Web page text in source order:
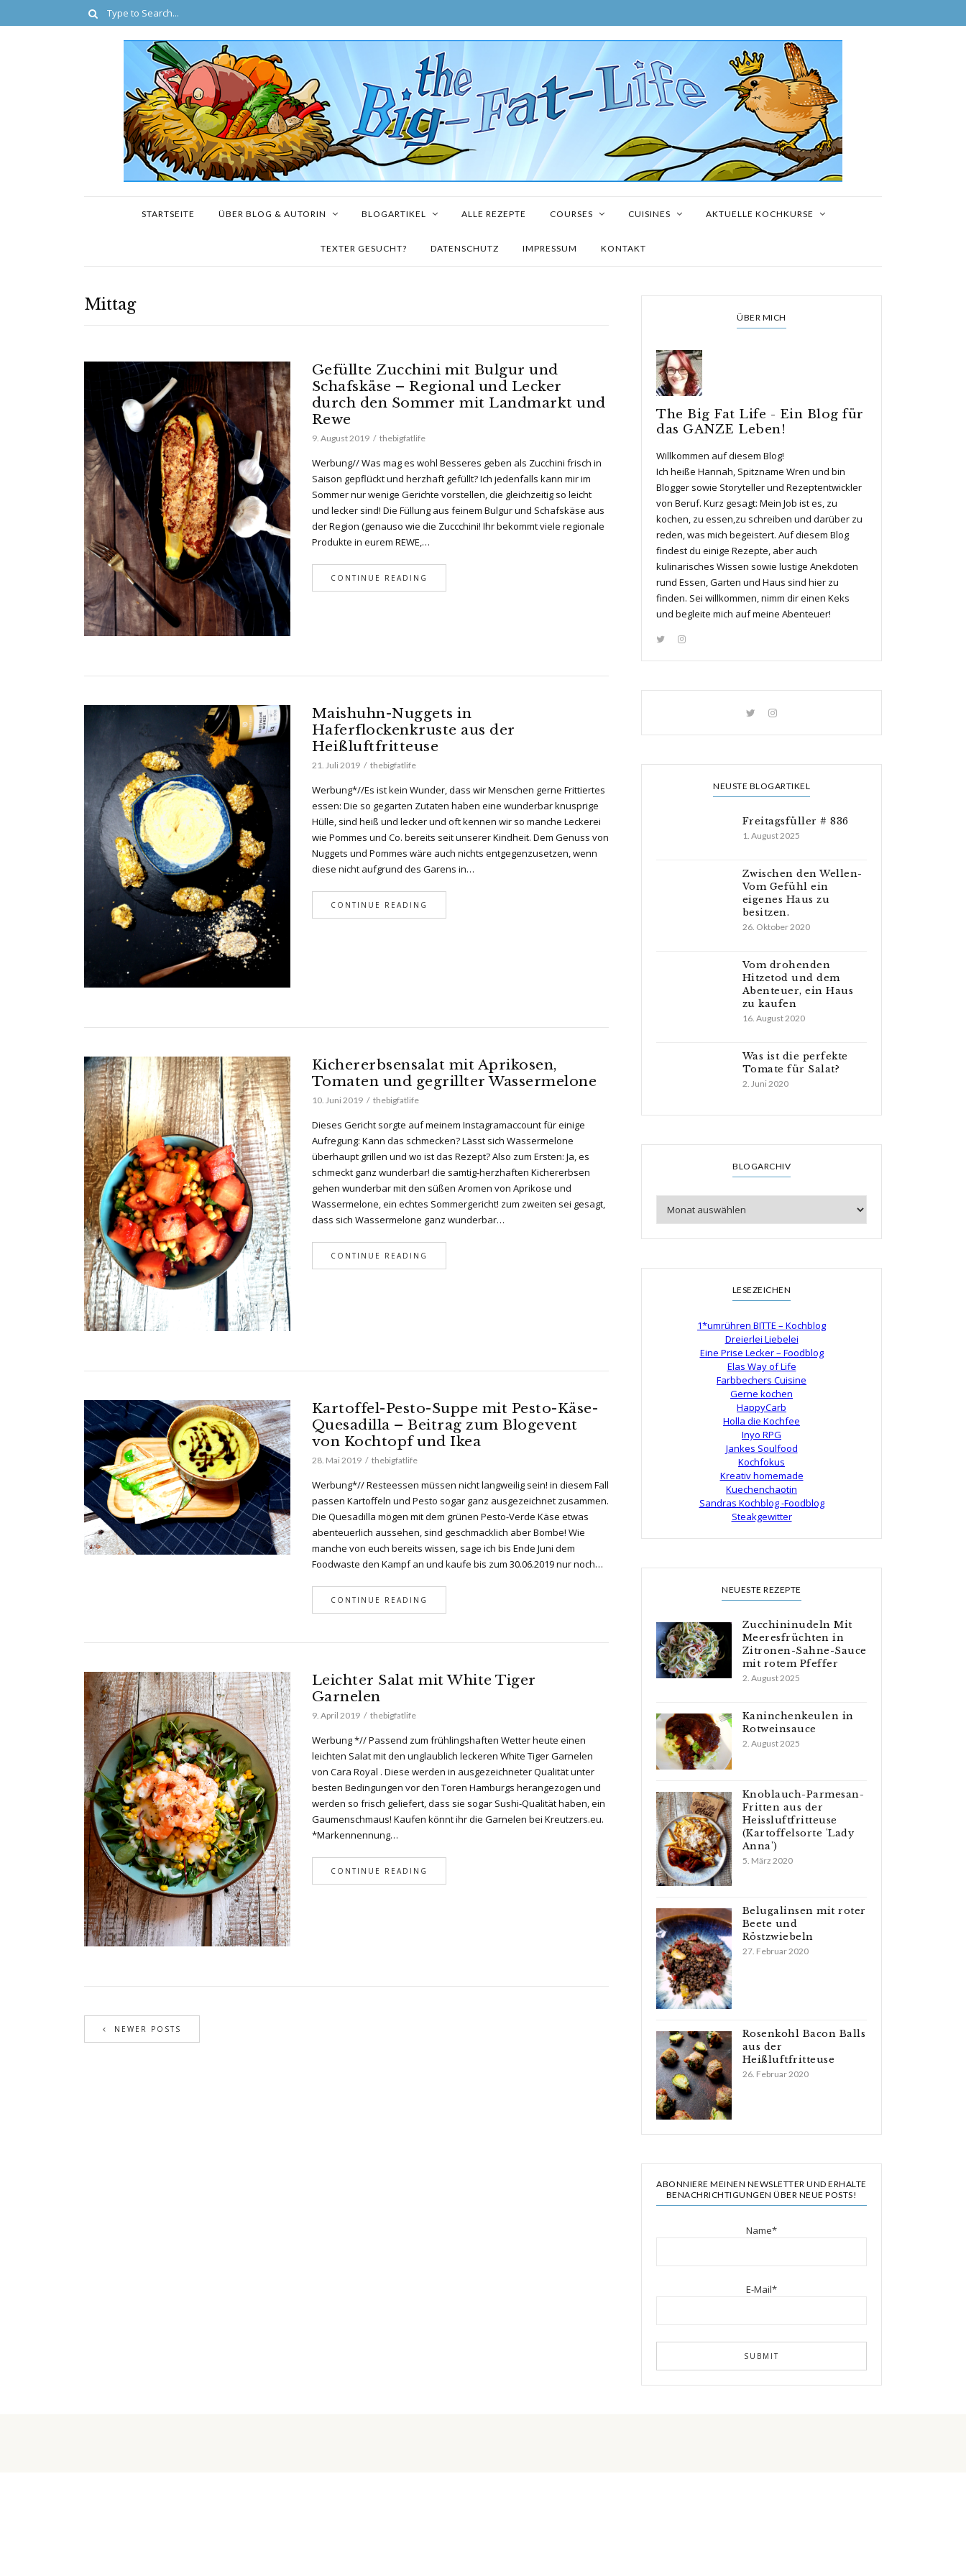
STARTSEITE ÜBER BLOG & AUTORIN BLOGARTIKEL ALLE REZEPTE COURSES CUISINES AKTUELLE KOCHKURSE
TEXTER GESUCHT? DATENSCHUTZ IMPRESSUM KONTAKT
Mittag
Gefüllte Zucchini mit Bulgur und
Schafskäse – Regional und Lecker
durch den Sommer mit Landmarkt und
Rewe
9. August 2019 thebigfatlife
Werbung// Was mag es wohl Besseres geben als Zucchini frisch in
Saison gepflückt und herzhaft gefüllt? Ich jedenfalls kann mir im
Sommer nur wenige Gerichte vorstellen, die gleichzeitig so leicht
und lecker sind! Die Füllung aus feinem Bulgur und Schafskäse aus
der Region (genauso wie die Zuccchini! Ihr bekommt viele regionale
Produkte in eurem REWE,…
CONTINUE READING
Maishuhn-Nuggets in
Haferflockenkruste aus der
Heißluftfritteuse
21. Juli 2019 thebigfatlife
Werbung*//Es ist kein Wunder, dass wir Menschen gerne Frittiertes
essen: Die so gegarten Zutaten haben eine wunderbar knusprige
Hülle, sind heiß und lecker und oft kennen wir so manche Leckerei
wie Pommes und Co. bereits seit unserer Kindheit. Dem Genuss von
Nuggets und Pommes wäre auch nichts entgegenzusetzen, wenn
diese nicht aufgrund des Garens in…
CONTINUE READING
Kichererbsensalat mit Aprikosen,
Tomaten und gegrillter Wassermelone
10. Juni 2019 thebigfatlife
Dieses Gericht sorgte auf meinem Instagramaccount für einige
Aufregung: Kann das schmecken? Lässt sich Wassermelone
überhaupt grillen und wo ist das Rezept? Also zum Ersten: Ja, es
schmeckt ganz wunderbar! die samtig-herzhaften Kichererbsen
gehen wunderbar mit den süßen Aromen von Aprikose und
Wassermelone, ein echtes Sommergericht! zum zweiten sei gesagt,
dass sich Wassermelone ganz wunderbar…
CONTINUE READING
Kartoffel-Pesto-Suppe mit Pesto-Käse-
Quesadilla – Beitrag zum Blogevent
von Kochtopf und Ikea
28. Mai 2019 thebigfatlife
Werbung*// Resteessen müssen nicht langweilig sein! in diesem Fall
passen Kartoffeln und Pesto sogar ganz ausgezeichnet zusammen.
Die Quesadilla mögen mit dem grünen Pesto-Verde Käse etwas
abenteuerlich aussehen, sind geschmacklich aber Bombe! Wie
manche von euch bereits wissen, sage ich bis Ende Juni dem
Foodwaste den Kampf an und kaufe bis zum 30.06.2019 nur noch…
CONTINUE READING
Leichter Salat mit White Tiger
Garnelen
9. April 2019 thebigfatlife
Werbung *// Passend zum frühlingshaften Wetter heute einen
leichten Salat mit den unglaublich leckeren White Tiger Garnelen
von Cara Royal . Diese werden in ausgezeichneter Qualität unter
besten Bedingungen vor den Toren Hamburgs herangezogen und
werden so frisch geliefert, dass sie sogar Sushi-Qualität haben, ein
Gaumenschmaus! Kaufen könnt ihr die Garnelen bei Kreutzers.eu.
*Markennennung…
CONTINUE READING
NEWER POSTS
ÜBER MICH
The Big Fat Life - Ein Blog für
das GANZE Leben!
Willkommen auf diesem Blog!
Ich heiße Hannah, Spitzname Wren und bin
Blogger sowie Storyteller und Rezeptentwickler
von Beruf. Kurz gesagt: Mein Job ist es, zu
kochen, zu essen,zu schreiben und darüber zu
reden, was mich begeistert. Auf diesem Blog
findest du einige Rezepte, aber auch
kulinarisches Wissen sowie lustige Anekdoten
rund Essen, Garten und Haus sind hier zu
finden. Sei willkommen, nimm dir einen Keks
und begleite mich auf meine Abenteuer!
NEUSTE BLOGARTIKEL
Freitagsfüller # 836
1. August 2025
Zwischen den Wellen-
Vom Gefühl ein
eigenes Haus zu
besitzen.
26. Oktober 2020
Vom drohenden
Hitzetod und dem
Abenteuer, ein Haus
zu kaufen
16. August 2020
Was ist die perfekte
Tomate für Salat?
2. Juni 2020
BLOGARCHIV
LESEZEICHEN
1*umrühren BITTE – Kochblog
Dreierlei Liebelei
Eine Prise Lecker – Foodblog
Elas Way of Life
Farbbechers Cuisine
Gerne kochen
HappyCarb
Holla die Kochfee
Inyo RPG
Jankes Soulfood
Kochfokus
Kreativ homemade
Kuechenchaotin
Sandras Kochblog -Foodblog
Steakgewitter
NEUESTE REZEPTE
Zucchininudeln Mit
Meeresfrüchten in
Zitronen-Sahne-Sauce
mit rotem Pfeffer
2. August 2025
Kaninchenkeulen in
Rotweinsauce
2. August 2025
Knoblauch-Parmesan-
Fritten aus der
Heissluftfritteuse
(Kartoffelsorte 'Lady
Anna')
5. März 2020
Belugalinsen mit roter
Beete und
Röstzwiebeln
27. Februar 2020
Rosenkohl Bacon Balls
aus der
Heißluftfritteuse
26. Februar 2020
ABONNIERE MEINEN NEWSLETTER UND ERHALTE
BENACHRICHTIGUNGEN ÜBER NEUE POSTS!
Name*
E-Mail*